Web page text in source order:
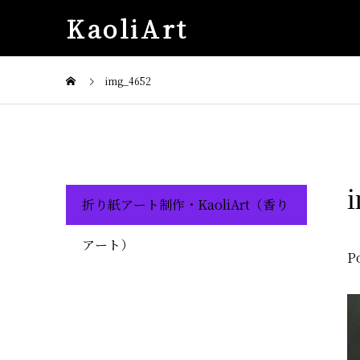
KaoliArt
img_4652
折り紙アート制作・KaoliArt（香り
アート）